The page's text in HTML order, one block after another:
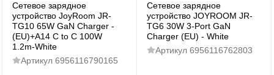
Сетевое зарядное
устройство JoyRoom JR-
TG10 65W GaN Charger -
(EU)+A14 C to C 100W
1.2m-White
Артикул 6956116790165
Сетевое зарядное
устройство JOYROOM JR-
TG6 30W 3-Port GaN
Charger (EU) - White
Артикул 6956116762803